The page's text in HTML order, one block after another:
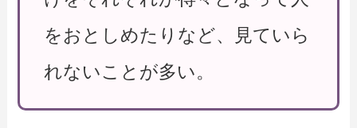
をおとしめたりなど、見ていら
れないことが多い。